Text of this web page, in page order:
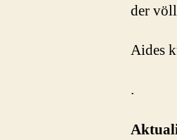
der
Aides
.